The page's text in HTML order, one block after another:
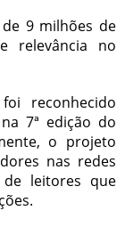
9 milhões de
relevância no
reconhecido
7ª edição do
o projeto
nas redes
leitores que